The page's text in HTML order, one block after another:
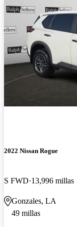
2022 Nissan Rogue
S FWD 13,996 millas
Gonzales, LA
49 millas